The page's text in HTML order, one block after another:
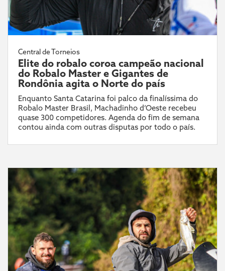
Central de Torneios
Elite do robalo coroa campeão nacional
do Robalo Master e Gigantes de
Rondônia agita o Norte do país
Enquanto Santa Catarina foi palco da finalíssima do
Robalo Master Brasil, Machadinho d’Oeste recebeu
quase 300 competidores. Agenda do fim de semana
contou ainda com outras disputas por todo o país.